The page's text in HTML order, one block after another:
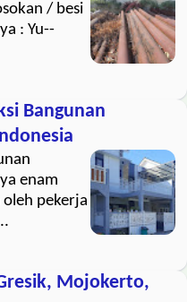
/ besi
: Yu--
Bangunan
enam
pekerja
Mojokerto,